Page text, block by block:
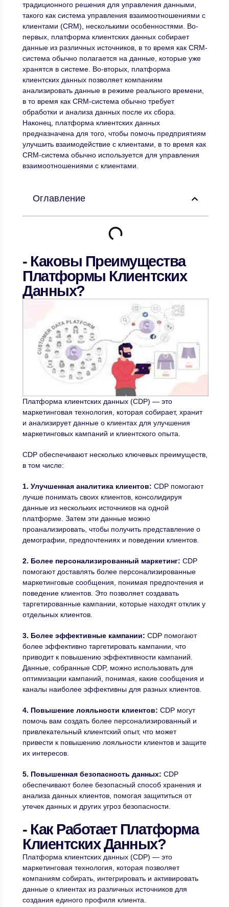
традиционного решения для управления данными,
такого как система управления взаимоотношениями с
клиентами (CRM), несколькими особенностями. Во-
первых, платформа клиентских данных собирает
данные из различных источников, в то время как CRM-
система обычно полагается на данные, которые уже
хранятся в системе. Во-вторых, платформа
клиентских данных позволяет компаниям
анализировать данные в режиме реального времени,
в то время как CRM-система обычно требует
обработки и анализа данных после их сбора.
Наконец, платформа клиентских данных
предназначена для того, чтобы помочь предприятиям
улучшить взаимодействие с клиентами, в то время как
CRM-система обычно используется для управления
взаимоотношениями с клиентами.
Оглавление
- Каковы Преимущества
Платформы Клиентских
Данных?
Платформа клиентских данных (CDP) — это
маркетинговая технология, которая собирает, хранит
и анализирует данные о клиентах для улучшения
маркетинговых кампаний и клиентского опыта.
CDP обеспечивают несколько ключевых преимуществ,
в том числе:
1. Улучшенная аналитика клиентов: CDP помогают
лучше понимать своих клиентов, консолидируя
данные из нескольких источников на одной
платформе. Затем эти данные можно
проанализировать, чтобы получить представление о
демографии, предпочтениях и поведении клиентов.
2. Более персонализированный маркетинг: CDP
помогают доставлять более персонализированные
маркетинговые сообщения, понимая предпочтения и
поведение клиентов. Это позволяет создавать
таргетированные кампании, которые находят отклик у
отдельных клиентов.
3. Более эффективные кампании: CDP помогают
более эффективно таргетировать кампании, что
приводит к повышению эффективности кампаний.
Данные, собранные CDP, можно использовать для
оптимизации кампаний, понимая, какие сообщения и
каналы наиболее эффективны для разных клиентов.
4. Повышение лояльности клиентов: CDP могут
помочь вам создать более персонализированный и
привлекательный клиентский опыт, что может
привести к повышению лояльности клиентов и защите
их интересов.
5. Повышенная безопасность данных: CDP
обеспечивают более безопасный способ хранения и
анализа данных клиентов, помогая защититься от
утечек данных и других угроз безопасности.
- Как Работает Платформа
Клиентских Данных?
Платформа клиентских данных (CDP) — это
маркетинговая технология, которая позволяет
компаниям собирать, интегрировать и активировать
данные о клиентах из различных источников для
создания единого профиля клиента.